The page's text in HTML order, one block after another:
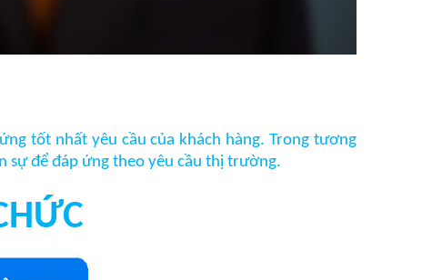
tốt nhất yêu cầu của khách hàng. Trong tương
sự để đáp ứng theo yêu cầu thị trường.